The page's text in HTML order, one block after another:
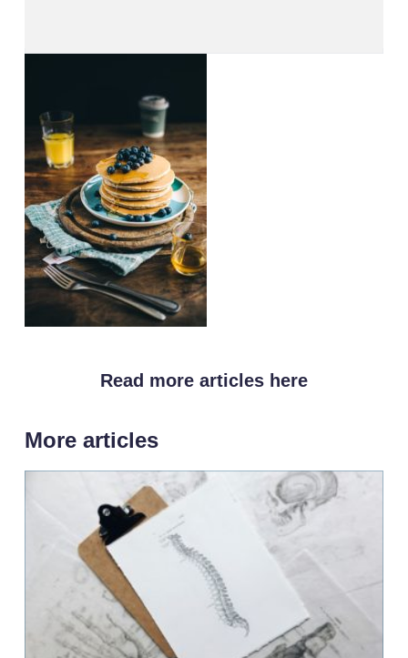
Read more articles here
More articles